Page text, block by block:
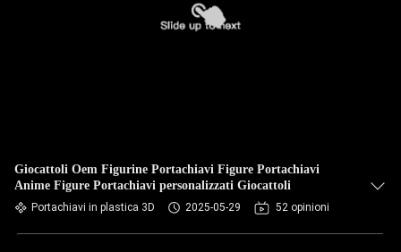
Giocattoli Oem Figurine Portachiavi Figure Portachiavi
Anime Figure Portachiavi personalizzati Giocattoli
Portachiavi in plastica 3D 2025-05-29 52 opinioni